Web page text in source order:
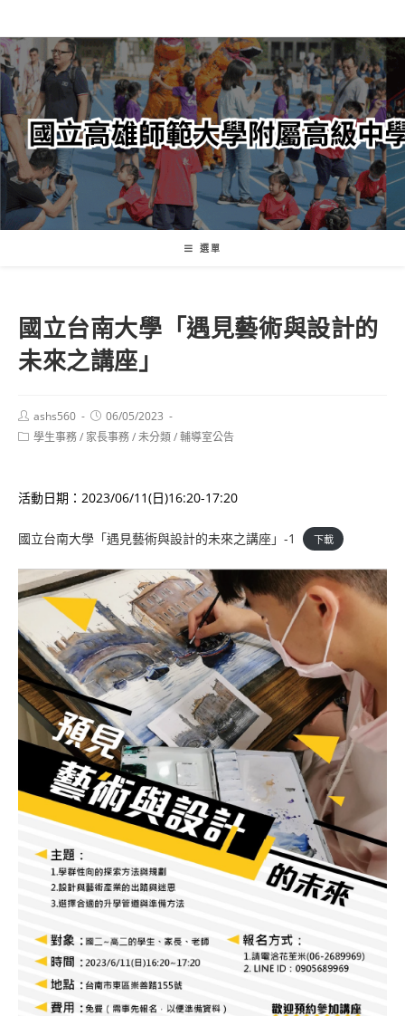
轉
至
主
內
容
選單
國立台南大學「遇見藝術與設計的
未來之講座」
Post
author:
ashs560
Post
published:
06/05/2023
Post學生事務/ 家長事務/未分類/輔導室公告
活動日期：2023/06/11(日)16:20-17:20
國立台南大學「遇見藝術與設計的未來之講座」-1 下載